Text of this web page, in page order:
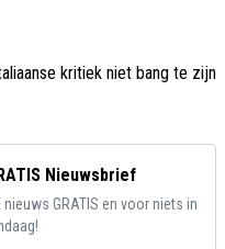
kritiek niet bang te zijn
Nieuwsbrief
nieuws GRATIS en voor niets in